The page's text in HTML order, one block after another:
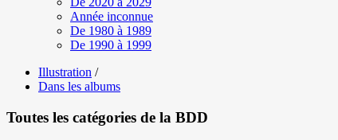
Année inconnue
De 1980 à 1989
De 1990 à 1999
Illustration /
Dans les albums
Toutes les catégories de la BDD